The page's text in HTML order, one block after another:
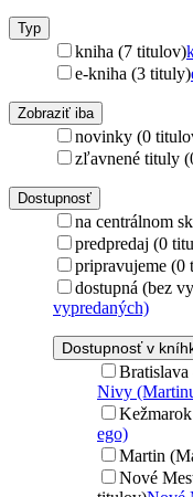
Typ
kniha (7 titulov)
e-kniha (3 tituly)
Zobraziť iba
novinky (0
zľavnené tituly
Dostupnosť
na centrálnom
predpredaj (0
pripravujeme (0
dostupná (bez
vypredaných)
Dostupnosť v
Nivy
ego)
Martin
Nové